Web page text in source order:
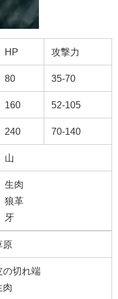
HP 攻撃力
80 35-70
160 52-105
240 70-140
山
生肉
狼革
牙
原
の切れ端
肉